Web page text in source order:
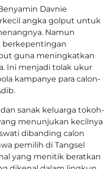
Davnie
angka golput untuk
Namun
berkepentingan
guna meningkatkan
Ini menjadi tolak ukur
kampanye para calon-
sanak keluarga tokoh-
menunjukan kecilnya
dibanding calon
pemilih di Tangsel
yang menitik beratkan